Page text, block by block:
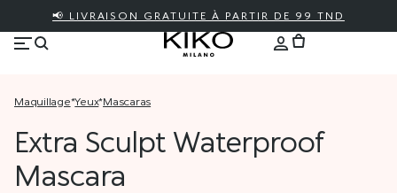
📢 LIVRAISON GRATUITE À PARTIR DE 99 TND
maquillage* yeux* mascaras
Extra Sculpt Waterproof
Mascara